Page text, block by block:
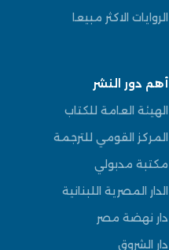
الروايات الاكثر مبيعا
أهم دور النشر
الهيئة العامة للكتاب
المركز القومي للترجمة
مكتبة مدبولي
الدار المصرية اللبنانية
دار نهضة مصر
دار الشروق